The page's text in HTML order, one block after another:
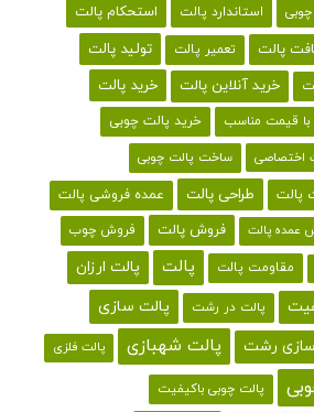
چوبی استاندارد پالت استحکام پالت
پالت تعمیر پالت تولید پالت
خرید آنلاین پالت خرید پالت
با قیمت مناسب خرید پالت چوبی
اختصاصی ساخت پالت چوبی
پالت طراحی پالت عمده فروشی پالت
عمده پالت فروش پالت فروش چوب
مقاومت پالت پالت پالت ارزان
پالت در رشت پالت سازی
سازی رشت پالت شهبازی پالت فلزی
پالت چوبی باکیفیت